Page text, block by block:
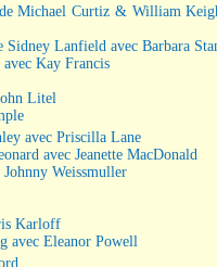
Michael Curtiz & William
Sidney Lanfield avec Barbara
Kay Francis
Litel
avec Priscilla Lane
avec Jeanette MacDonald
Weissmuller
Karloff
avec Eleanor Powell